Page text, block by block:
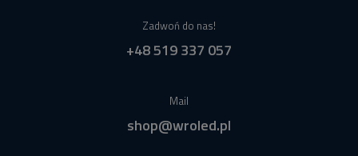
Zadwoń do nas!
+48 519 337 057
Mail
shop@wroled.pl